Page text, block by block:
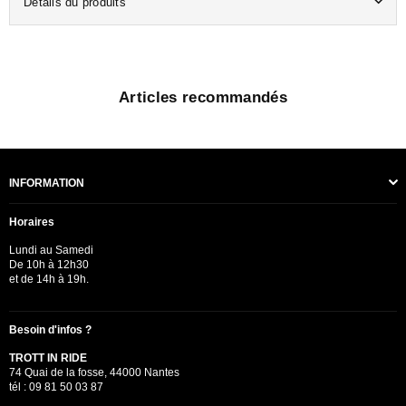
Articles recommandés
INFORMATION
Horaires
Lundi au Samedi
De 10h à 12h30
et de 14h à 19h.
Besoin d'infos ?
TROTT IN RIDE
74 Quai de la fosse, 44000 Nantes
tél : 09 81 50 03 87